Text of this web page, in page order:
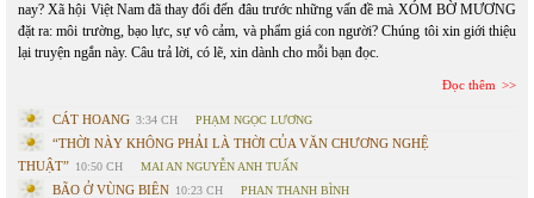
nay? Xã hội Việt Nam đã thay đổi đến đâu trước những vấn đề mà XÓM BỜ MƯƠNG
đặt ra: môi trường, bạo lực, sự vô cảm, và phẩm giá con người? Chúng tôi xin giới thiệu
lại truyện ngắn này. Câu trả lời, có lẽ, xin dành cho mỗi bạn đọc.
Đọc thêm
CÁT HOANG 3:34 CH PHẠM NGỌC LƯƠNG
“THỜI NÀY KHÔNG PHẢI LÀ THỜI CỦA VĂN CHƯƠNG NGHỆ
THUẬT” 10:50 CH MAI AN NGUYỄN ANH TUẤN
BÃO Ở VÙNG BIÊN 10:23 CH PHAN THANH BÌNH